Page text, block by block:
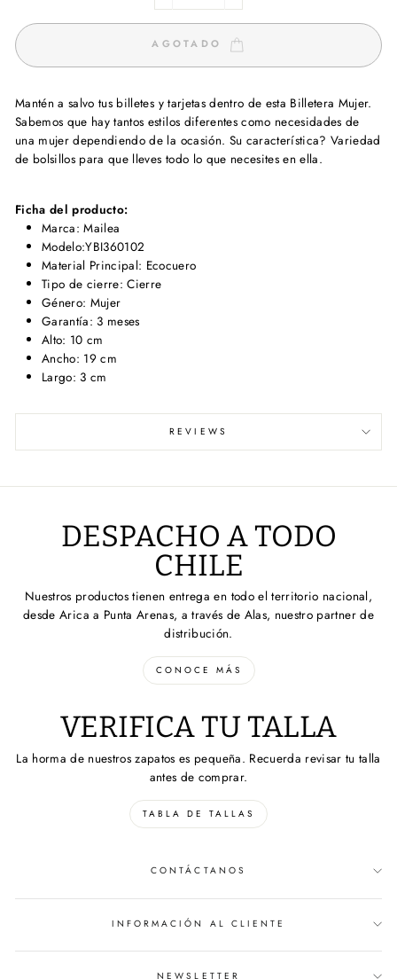
AGOTADO
Mantén a salvo tus billetes y tarjetas dentro de esta Billetera Mujer.
Sabemos que hay tantos estilos diferentes como necesidades de
una mujer dependiendo de la ocasión. Su característica? Variedad
de bolsillos para que lleves todo lo que necesites en ella.
Ficha del producto:
Marca: Mailea
Modelo:YBI360102
Material Principal: Ecocuero
Tipo de cierre: Cierre
Género: Mujer
Garantía: 3 meses
Alto: 10 cm
Ancho: 19 cm
Largo: 3 cm
REVIEWS
DESPACHO A TODO
CHILE
Nuestros productos tienen entrega en todo el territorio nacional,
desde Arica a Punta Arenas, a través de Alas, nuestro partner de
distribución.
CONOCE MÁS
VERIFICA TU TALLA
La horma de nuestros zapatos es pequeña. Recuerda revisar tu talla
antes de comprar.
TABLA DE TALLAS
CONTÁCTANOS
INFORMACIÓN AL CLIENTE
NEWSLETTER